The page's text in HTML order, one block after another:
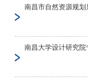
南昌市自然资源规
南昌大学设计研究